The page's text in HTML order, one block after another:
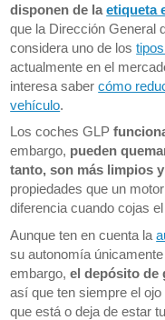
disponen de laetiqueta
que la Dirección General
considera uno de los
actualmente en el
interesa sabercómo
vehículo.
Los coches GLP
embargo, pueden
tanto, son más limpios
propiedades que un
diferencia cuando cojas
Aunque ten en cuenta la
su autonomía
embargo, el depósito de
así que ten siempre el
que está o deja de estar